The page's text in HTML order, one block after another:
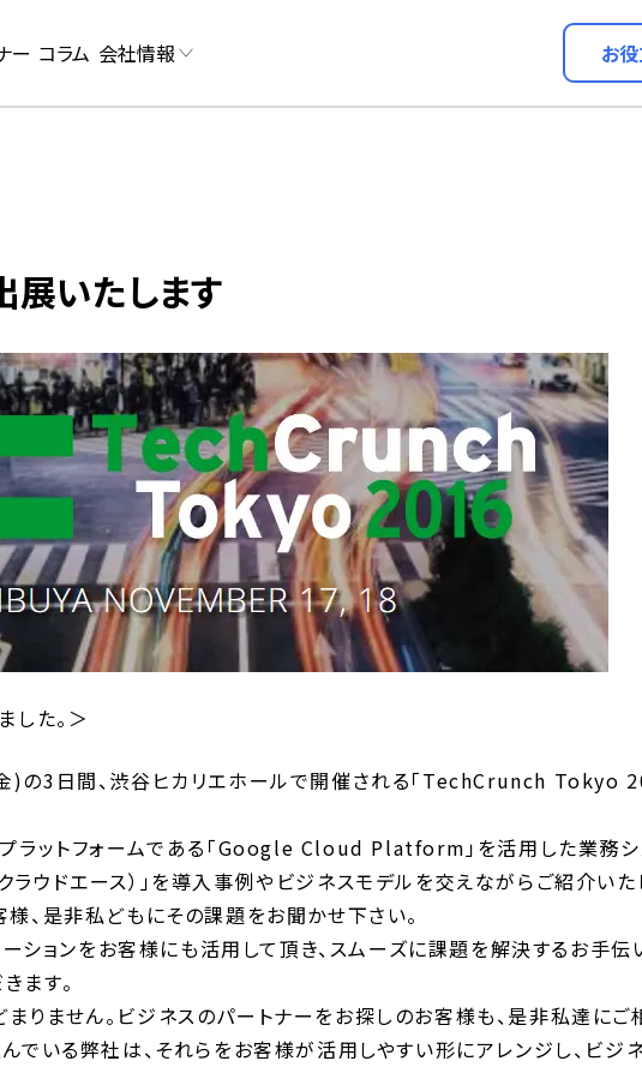
ー コラム 会社情報 お
いたします
した。＞
の3日間、渋谷ヒカリエホールで開催される「TechCrunch Tokyo
ラットフォームである「Google Cloud Platform」を活用した業務シ
ウドエース）」を導入事例やビジネスモデルを交えながらご紹介いた
、是非私どもにその課題をお聞かせ下さい。
ョンをお客様にも活用して頂き、スムーズに課題を解決するお手伝
ます。
りません。ビジネスのパートナーをお探しのお客様も、是非私達にご
でいる弊社は、それらをお客様が活用しやすい形にアレンジし、ビジ